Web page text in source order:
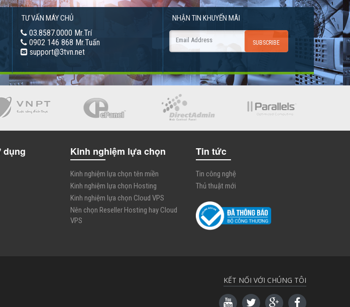
TƯ VẤN MÁY CHỦ
03.8587.0000 Mr.Trí
0902 146 868 Mr.Tuấn
support@3tvn.net
NHẬN TIN KHUYẾN MÃI
dụng Kinh nghiệm lựa chọn
Kinh nghiệm lựa chọn tên miền
Kinh nghiệm lựa chọn Hosting
Kinh nghiệm lựa chọn Cloud VPS
Nên chọn Reseller Hosting hay Cloud
VPS
Tin tức
Tin công nghệ
Thủ thuật mới
KẾT NỐI VỚI CHÚNG TÔI